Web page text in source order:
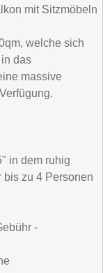
mit Sitzmöbeln
welche sich
das
massive
in dem ruhig
zu 4 Personen
-